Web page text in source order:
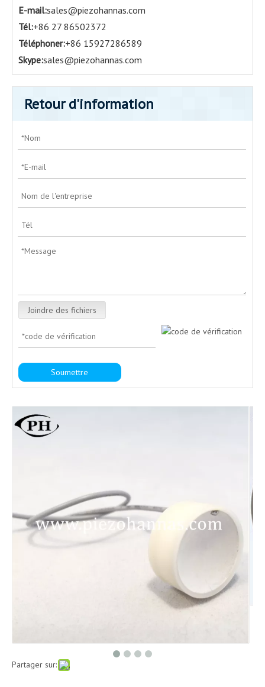
E-mail:sales@piezohannas.com
Tél:+86 27 86502372
Téléphoner:+86 15927286589
Skype:sales@piezohannas.com
Retour d'information
Joindre des fichiers
Soumettre
Partager sur: